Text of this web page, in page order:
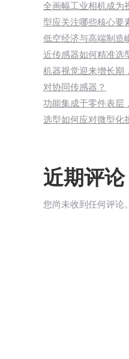
全画幅工业相机成为
型应关注哪些核心要
低空经济与高端制造
近传感器如何精准选
机器视觉迎来增长期
对协同传感器？
功能集成于零件表层
选型如何应对微型化
近期评论
您尚未收到任何评论。